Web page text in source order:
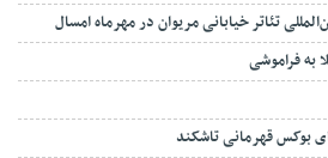
تئاتر خیابانی مریوان در مهرماه امسال
به فراموشی